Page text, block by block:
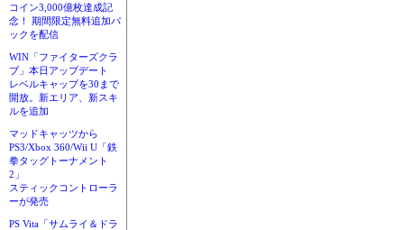
コイン3,000億枚達成記
念！ 期間限定無料追加パ
ックを配信
WIN「ファイターズクラ
ブ」本日アップデート
レベルキャップを30まで
開放。新エリア、新スキ
ルを追加
マッドキャッツから
PS3/Xbox 360/Wii U「鉄
拳タッグトーナメント
2」
スティックコントローラ
ーが発売
PS Vita「サムライ＆ドラ